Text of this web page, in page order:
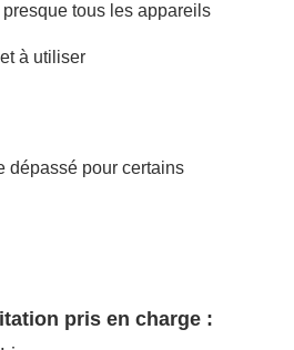
tous les appareils
à utiliser
dépassé pour certains
pris en charge :